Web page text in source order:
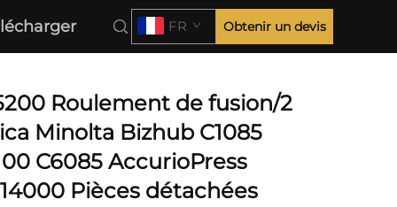
FR Obtenir un devis
Roulement de fusion/2
Minolta Bizhub C1085
C6085 AccurioPress
Pièces détachées